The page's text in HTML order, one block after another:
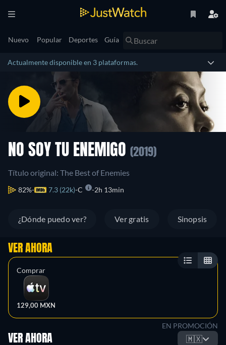
Nuevo Popular Deportes Guía
Actualmente disponible en 3 plataformas.
NO SOY TU ENEMIGO (2019)
Título original: The Best of Enemies
82% 7.3 (22k) C 2h 13min
¿Dónde puedo ver? Ver gratis Sinopsis
VER AHORA
Comprar
129,00 MXN
EN PROMOCIÓN
VER AHORA 🇲🇽